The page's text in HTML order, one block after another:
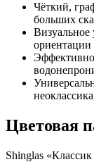
Чёткий,
больших
Визуальное
ориентации
Цветовая
Shinglas